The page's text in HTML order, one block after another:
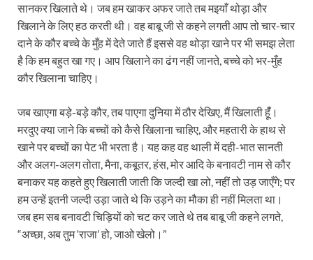
सानकर खिलाते थे। जब हम खाकर अफर जाते तब मइयाँ थोड़ा और
खिलाने के लिए हठ करती थी। वह बाबू जी से कहने लगती आप तो चार-चार
दाने के कौर बच्चे के मुँह में देते जाते हैं इससे वह थोड़ा खाने पर भी समझ लेता
है कि हम बहुत खा गए। आप खिलाने का ढंग नहीं जानते, बच्चे को भर-मुँह
कौर खिलाना चाहिए।
जब खाएगा बड़े-बड़े कौर, तब पाएगा दुनिया में ठौर देखिए, मैं खिलाती हूँं।
मरदुए क्या जाने कि बच्चों को कैसे खिलाना चाहिए, और महतारी के हाथ से
खाने पर बच्चों का पेट भी भरता है। यह कह वह थाली में दही-भात सानती
और अलग-अलग तोता, मैना, कबूतर, हंस, मोर आदि के बनावटी नाम से कौर
बनाकर यह कहते हुए खिलाती जाती कि जल्दी खा लो, नहीं तो उड़ जाएँगे; पर
हम उन्हें इतनी जल्दी उड़ा जाते थे कि उड़ने का मौका ही नहीं मिलता था।
जब हम सब बनावटी चिड़ियों को चट कर जाते थे तब बाबू जी कहने लगते,
“अच्छा, अब तुम ‘राजा’ हो, जाओ खेलो।”